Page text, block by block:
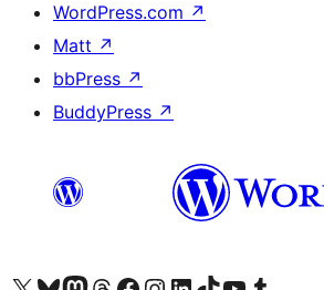
WordPress.com ↗
Matt ↗
bbPress ↗
BuddyPress ↗